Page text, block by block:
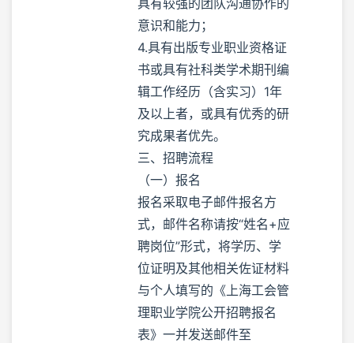
意识和能力；
4.具有出版专业职业资格证
书或具有社科类学术期刊编
辑工作经历（含实习）1年
及以上者，或具有优秀的研
究成果者优先。
三、招聘流程
（一）报名
报名采取电子邮件报名方
式，邮件名称请按“姓名+应
聘岗位”形式，将学历、学
位证明及其他相关佐证材料
与个人填写的《上海工会管
理职业学院公开招聘报名
表》一并发送邮件至